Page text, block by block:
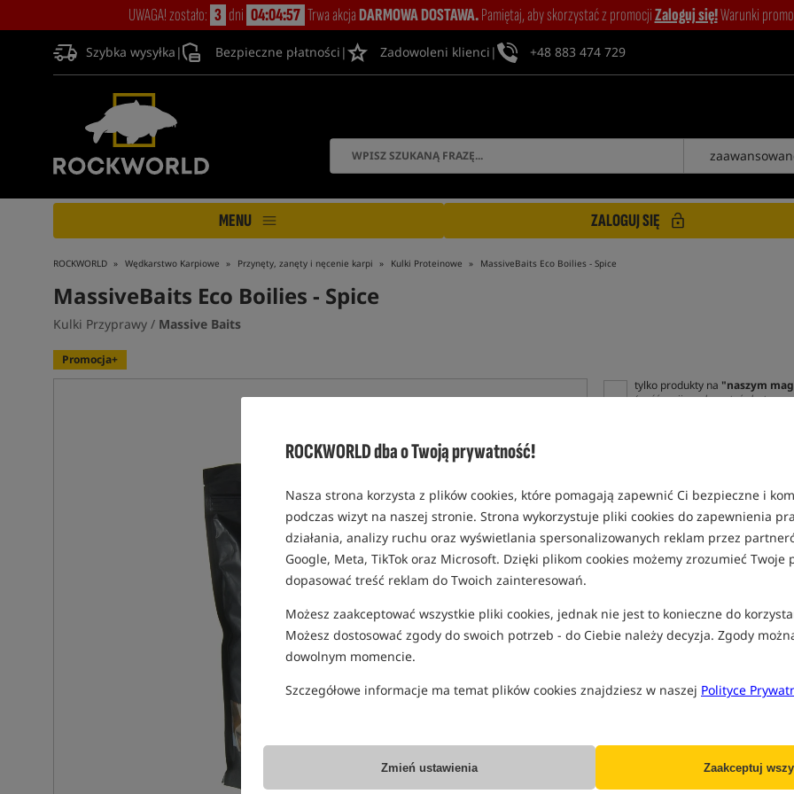
ROCKWORLD dba o Twoją prywatność!
Nasza strona korzysta z plików cookies, które pomagają zapewnić Ci bezpieczne i
podczas wizyt na naszej stronie. Strona wykorzystuje pliki cookies do zapewnienia
działania, analizy ruchu oraz wyświetlania spersonalizowanych reklam przez
Google, Meta, TikTok oraz Microsoft. Dzięki plikom cookies możemy zrozumieć Twoje
dopasować treść reklam do Twoich zainteresowań.
Możesz zaakceptować wszystkie pliki cookies, jednak nie jest to konieczne do
Możesz dostosować zgody do swoich potrzeb - do Ciebie należy decyzja. Zgody
dowolnym momencie.
Szczegółowe informacje ma temat plików cookies znajdziesz w naszej Polityce
Zmień ustawienia Zaakceptuj
UWAGA! zostało: 3 dni 04:04:56 Trwa akcjaDARMOWA DOSTAWA.Pamiętaj, aby skorzystać z promocjiZaloguj się!Warunki
Szybka wysyłka | Bezpieczne płatności | Zadowoleni klienci | +48 883 474 729
MENU ZALOGUJ SIĘ
ROCKWORLD Wędkarstwo Karpiowe Przynęty, zanęty i nęcenie karpi Kulki Proteinowe MassiveBaits Eco Boilies - Spice
MassiveBaits Eco Boilies - Spice
Kulki Przyprawy / Massive Baits
Promocja+
tylko produkty na "naszym
(część opcji mogła zostać ukryta
MPN: ECO13.1
EAN: 5901912669857
0,16
SPODZIEWANA WYSYŁKA W
EAN: 5901912668867
SPODZIEWANA WYSYŁKA W